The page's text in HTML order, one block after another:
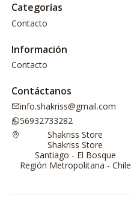
Categorías
Contacto
Información
Contacto
Contáctanos
info.shakriss@gmail.com
56932733282
Shakriss Store
Shakriss Store
Santiago - El Bosque
Región Metropolitana - Chile